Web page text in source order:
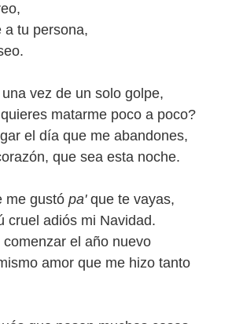
a tu persona,
vez de un solo golpe,
matarme poco a poco?
el día que me abandones,
que sea esta noche.
me gustó pa' que te vayas,
cruel adiós mi Navidad.
comenzar el año nuevo
amor que me hizo tanto